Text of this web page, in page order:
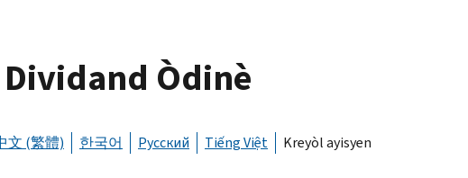
Dividand Òdinè
文 (繁體) 한국어 Русский Tiếng Việt Kreyòl ayisyen